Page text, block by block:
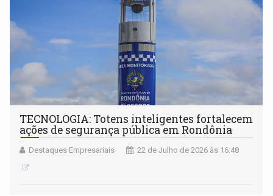
TECNOLOGIA: Totens inteligentes fortalecem
ações de segurança pública em Rondônia
Destaques Empresariais 22 de Julho de 2026 às 16:48